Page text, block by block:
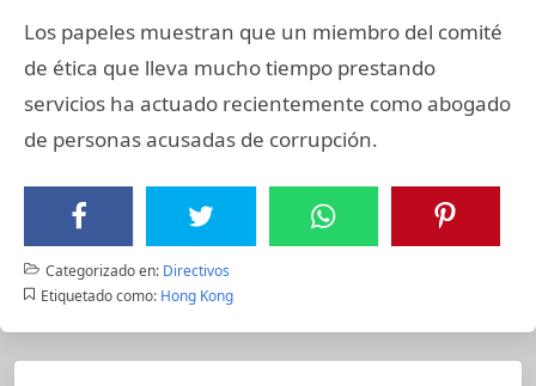
Los papeles muestran que un miembro del comité
de ética que lleva mucho tiempo prestando
servicios ha actuado recientemente como abogado
de personas acusadas de corrupción.
Categorizado en: Directivos
Etiquetado como: Hong Kong